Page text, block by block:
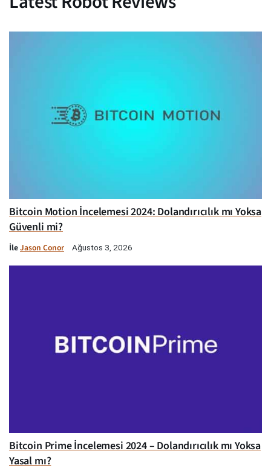
Bitcoin Motion İncelemesi 2024: Dolandırıcılık mı Yoksa
Güvenli mi?
İleJason Conor Ağustos 3, 2026
Bitcoin Prime İncelemesi 2024 – Dolandırıcılık mı Yoksa
Yasal mı?